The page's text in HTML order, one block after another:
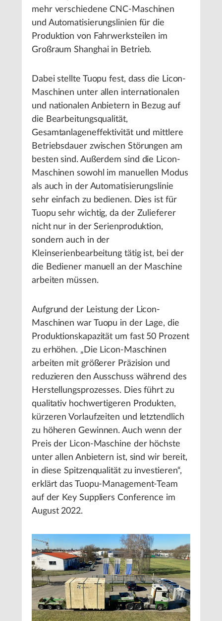
mehr verschiedene CNC-Maschinen
und Automatisierungslinien für die
Produktion von Fahrwerksteilen im
Großraum Shanghai in Betrieb.
Dabei stellte Tuopu fest, dass die Licon-
Maschinen unter allen internationalen
und nationalen Anbietern in Bezug auf
die Bearbeitungsqualität,
Gesamtanlageneffektivität und mittlere
Betriebsdauer zwischen Störungen am
besten sind. Außerdem sind die Licon-
Maschinen sowohl im manuellen Modus
als auch in der Automatisierungslinie
sehr einfach zu bedienen. Dies ist für
Tuopu sehr wichtig, da der Zulieferer
nicht nur in der Serienproduktion,
sondern auch in der
Kleinserienbearbeitung tätig ist, bei der
die Bediener manuell an der Maschine
arbeiten müssen.
Aufgrund der Leistung der Licon-
Maschinen war Tuopu in der Lage, die
Produktionskapazität um fast 50 Prozent
zu erhöhen. „Die Licon-Maschinen
arbeiten mit größerer Präzision und
reduzieren den Ausschuss während des
Herstellungsprozesses. Dies führt zu
qualitativ hochwertigeren Produkten,
kürzeren Vorlaufzeiten und letztendlich
zu höheren Gewinnen. Auch wenn der
Preis der Licon-Maschine der höchste
unter allen Anbietern ist, sind wir bereit,
in diese Spitzenqualität zu investieren“,
erklärt das Tuopu-Management-Team
auf der Key Suppliers Conference im
August 2022.